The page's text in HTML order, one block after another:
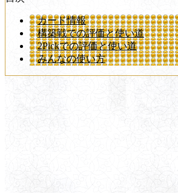
カード情報
構築戦での評価と使い道
2Pickでの評価と使い道
みんなの使い方